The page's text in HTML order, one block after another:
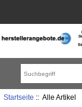
Startseite :: Alle Artikel